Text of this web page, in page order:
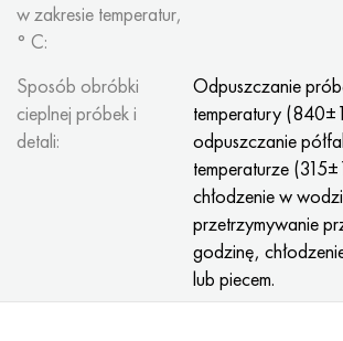
w zakresie temperatur,
° С:
Sposób obróbki
cieplnej próbek i
detali:
Odpuszczanie
temperatury
odpuszczanie
temperaturze
chłodzenie w
przetrzymywanie
godzinę,
lub piecem.